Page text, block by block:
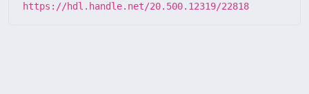
https://hdl.handle.net/20.500.12319/22818